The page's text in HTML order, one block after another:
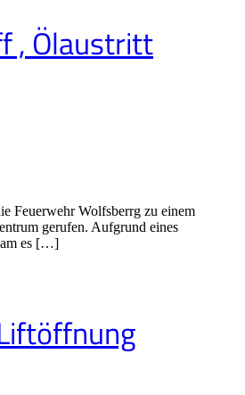
, Ölaustritt
Feuerwehr Wolfsberrg zu einem
gerufen. Aufgrund eines
es […]